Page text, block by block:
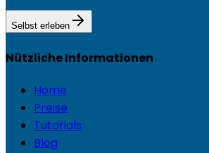
Selbst erleben
Nützliche Informationen
Home
Preise
Tutorials
Blog